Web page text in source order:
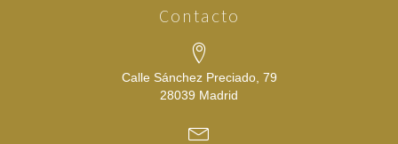
Contacto
Calle Sánchez Preciado, 79
28039 Madrid